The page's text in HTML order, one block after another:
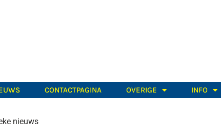
CONTACTPAGINA OVERIGE INFO
nieuws